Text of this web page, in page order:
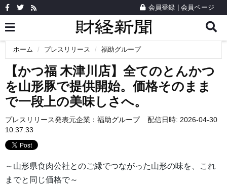
会員登録 会員ページ
ホーム プレスリリース 福助グループ
【かつ福 木津川店】全てのとんかつ
を山形豚で提供開始。価格そのまま
で一段上の美味しさへ。
プレスリリース発表元企業： 福助グループ
配信日時: 2026-04-30
10:37:33
～山形県食肉公社とのご縁でつながった山形の味を、これ
までと同じ価格で～